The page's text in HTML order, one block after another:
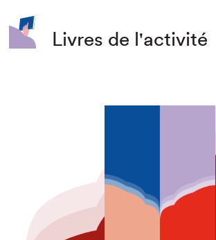
Livres de l'activité